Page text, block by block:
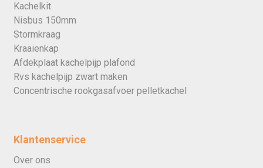
Kachelkit
Nisbus 150mm
Stormkraag
Kraaienkap
Afdekplaat kachelpijp plafond
Rvs kachelpijp zwart maken
Concentrische rookgasafvoer pelletkachel
Klantenservice
Over ons